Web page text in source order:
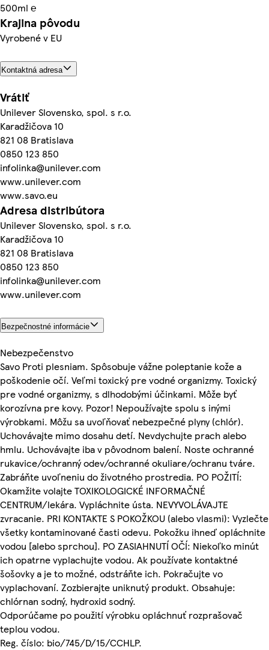
500ml ℮
Krajina pôvodu
Vyrobené v EU
Kontaktná adresa
Vrátiť
Unilever Slovensko, spol. s r.o.
Karadžičova 10
821 08 Bratislava
0850 123 850
infolinka@unilever.com
www.unilever.com
www.savo.eu
Adresa distribútora
Unilever Slovensko, spol. s r.o.
Karadžičova 10
821 08 Bratislava
0850 123 850
infolinka@unilever.com
www.unilever.com
Bezpečnostné informácie
Nebezpečenstvo
Savo Proti plesniam. Spôsobuje vážne poleptanie kože a
poškodenie očí. Veľmi toxický pre vodné organizmy. Toxický
pre vodné organizmy, s dlhodobými účinkami. Môže byť
korozívna pre kovy. Pozor! Nepoužívajte spolu s inými
výrobkami. Môžu sa uvoľňovať nebezpečné plyny (chlór).
Uchovávajte mimo dosahu detí. Nevdychujte prach alebo
hmlu. Uchovávajte iba v pôvodnom balení. Noste ochranné
rukavice/ochranný odev/ochranné okuliare/ochranu tváre.
Zabráňte uvoľneniu do životného prostredia. PO POŽITÍ:
Okamžite volajte TOXIKOLOGICKÉ INFORMAČNÉ
CENTRUM/lekára. Vypláchnite ústa. NEVYVOLÁVAJTE
zvracanie. PRI KONTAKTE S POKOŽKOU (alebo vlasmi): Vyzlečte
všetky kontaminované časti odevu. Pokožku ihneď opláchnite
vodou [alebo sprchou]. PO ZASIAHNUTÍ OČÍ: Niekoľko minút
ich opatrne vyplachujte vodou. Ak používate kontaktné
šošovky a je to možné, odstráňte ich. Pokračujte vo
vyplachovaní. Zozbierajte uniknutý produkt. Obsahuje:
chlórnan sodný, hydroxid sodný.
Odporúčame po použití výrobku opláchnuť rozprašovač
teplou vodou.
Reg. číslo: bio/745/D/15/CCHLP.